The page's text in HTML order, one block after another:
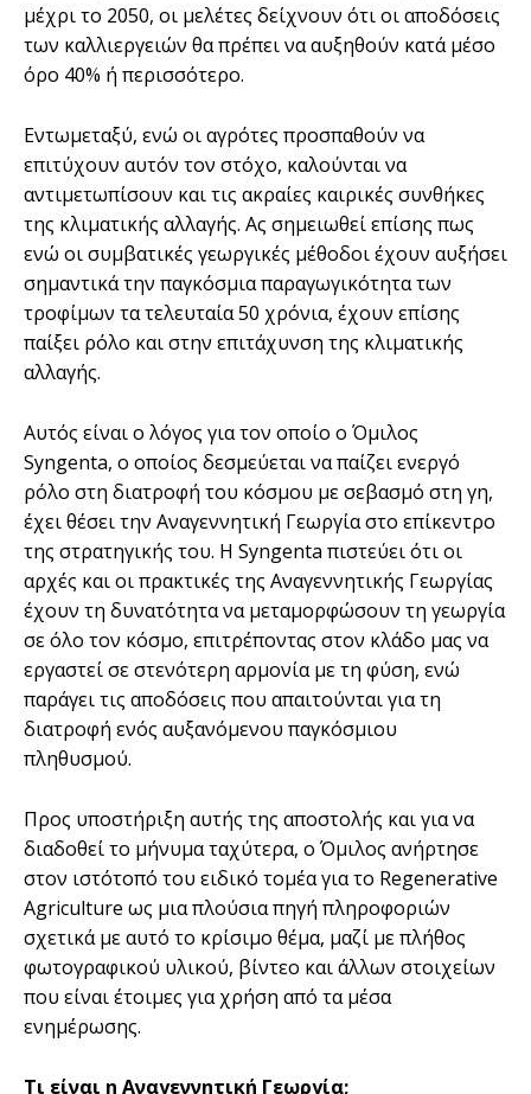
μέχρι το 2050, οι μελέτες δείχνουν ότι οι αποδόσεις
των καλλιεργειών θα πρέπει να αυξηθούν κατά μέσο
όρο 40% ή περισσότερο.
Εντωμεταξύ, ενώ οι αγρότες προσπαθούν να
επιτύχουν αυτόν τον στόχο, καλούνται να
αντιμετωπίσουν και τις ακραίες καιρικές συνθήκες
της κλιματικής αλλαγής. Ας σημειωθεί επίσης πως
ενώ οι συμβατικές γεωργικές μέθοδοι έχουν αυξήσει
σημαντικά την παγκόσμια παραγωγικότητα των
τροφίμων τα τελευταία 50 χρόνια, έχουν επίσης
παίξει ρόλο και στην επιτάχυνση της κλιματικής
αλλαγής.
Αυτός είναι ο λόγος για τον οποίο ο Όμιλος
Syngenta, ο οποίος δεσμεύεται να παίζει ενεργό
ρόλο στη διατροφή του κόσμου με σεβασμό στη γη,
έχει θέσει την Αναγεννητική Γεωργία στο επίκεντρο
της στρατηγικής του. Η Syngenta πιστεύει ότι οι
αρχές και οι πρακτικές της Αναγεννητικής Γεωργίας
έχουν τη δυνατότητα να μεταμορφώσουν τη γεωργία
σε όλο τον κόσμο, επιτρέποντας στον κλάδο μας να
εργαστεί σε στενότερη αρμονία με τη φύση, ενώ
παράγει τις αποδόσεις που απαιτούνται για τη
διατροφή ενός αυξανόμενου παγκόσμιου
πληθυσμού.
Προς υποστήριξη αυτής της αποστολής και για να
διαδοθεί το μήνυμα ταχύτερα, ο Όμιλος ανήρτησε
στον ιστότοπό του ειδικό τομέα για το Regenerative
Agriculture ως μια πλούσια πηγή πληροφοριών
σχετικά με αυτό το κρίσιμο θέμα, μαζί με πλήθος
φωτογραφικού υλικού, βίντεο και άλλων στοιχείων
που είναι έτοιμες για χρήση από τα μέσα
ενημέρωσης.
Τι είναι η Αναγεννητική Γεωργία;